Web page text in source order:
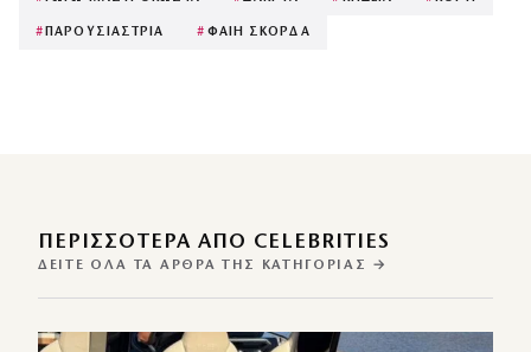
# ΠΑΡΟΥΣΙΑΣΤΡΙΑ # ΦΑΙΗ ΣΚΟΡΔΑ
ΠΕΡΙΣΣΌΤΕΡΑ ΑΠΌ CELEBRITIES
ΔΕΊΤΕ ΌΛΑ ΤΑ ΆΡΘΡΑ ΤΗΣ ΚΑΤΗΓΟΡΊΑΣ →